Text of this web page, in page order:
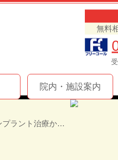
無料
インプラント治療か入れ歯（義歯）どっちを選ぶ！？
院内・施設案内